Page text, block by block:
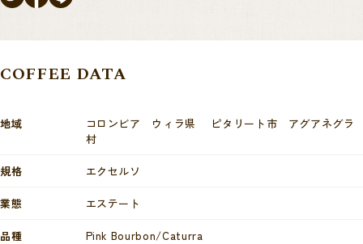
COFFEE DATA
地域
コロンビア ウィラ県 ピタリート市 アグアネグラ
村
規格 エクセルソ
業態 エステート
品種 Pink Bourbon/Caturra